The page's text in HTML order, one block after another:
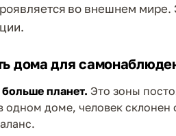
во внешнем мире.
дома для
планет. Это зоны
доме, человек склонен